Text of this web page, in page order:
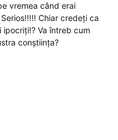
vremea când erai
Chiar credeți ca
ipocriți!? Va întreb cum
conștiința?